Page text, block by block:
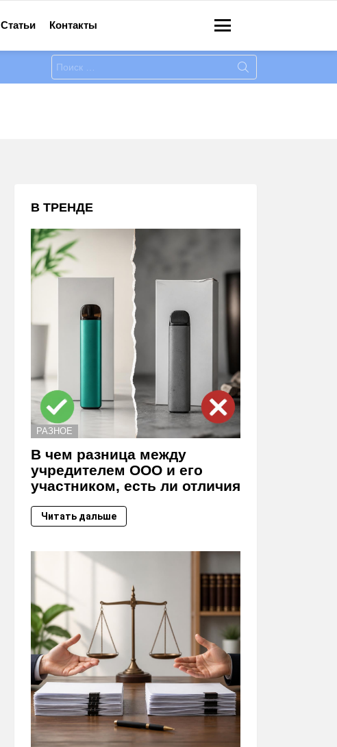
Статьи Контакты
Искать:
В ТРЕНДЕ
РАЗНОЕ
В чем разница между
учредителем ООО и его
участником, есть ли отличия
Читать дальше